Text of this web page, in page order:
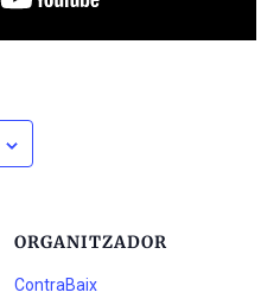
ORGANITZADOR
ContraBaix